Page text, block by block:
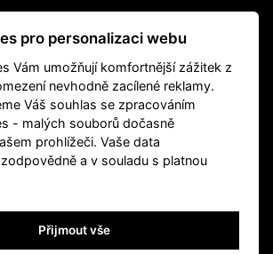
6a, Praha 7
so 11:00-18:00
pro personalizaci webu
Vám umožňují komfortnější zážitek z
nevhodně zacílené reklamy.
Váš souhlas se zpracováním
- malých souborů dočasně
prohlížeči. Vaše data
a v souladu s platnou
Přijmout vše